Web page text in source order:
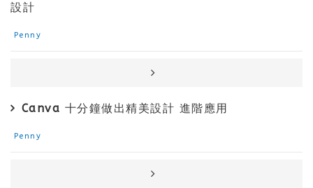
設計
Penny
Canva 十分鐘做出精美設計 進階應用
Penny